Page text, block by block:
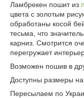
Ламбрекен пошит из
цвета с золотым
обработаны косой
тесьма, что
карниз. Смотрится
перегружает
Возможен пошив в
Доступны размеры
Пересылаем по